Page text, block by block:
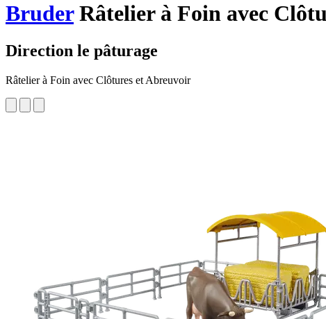
BruderRâtelier à Foin avec
Direction le pâturage
Râtelier à Foin avec Clôtures et Abreuvoir